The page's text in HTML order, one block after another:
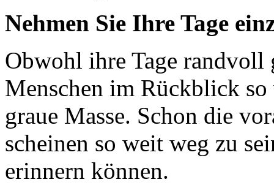
Nehmen Sie Ihre Tage
Obwohl ihre Tage
Menschen im Rückblick so
graue Masse. Schon die
scheinen so weit weg zu
erinnern können.